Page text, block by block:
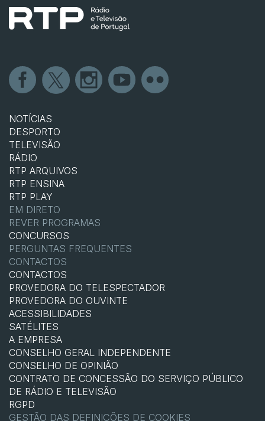
NOTÍCIAS
DESPORTO
TELEVISÃO
RÁDIO
RTP ARQUIVOS
RTP ENSINA
RTP PLAY
EM DIRETO
REVER PROGRAMAS
CONCURSOS
PERGUNTAS FREQUENTES
CONTACTOS
CONTACTOS
PROVEDORA DO TELESPECTADOR
PROVEDORA DO OUVINTE
ACESSIBILIDADES
SATÉLITES
A EMPRESA
CONSELHO GERAL INDEPENDENTE
CONSELHO DE OPINIÃO
CONTRATO DE CONCESSÃO DO SERVIÇO PÚBLICO
DE RÁDIO E TELEVISÃO
RGPD
GESTÃO DAS DEFINIÇÕES DE COOKIES